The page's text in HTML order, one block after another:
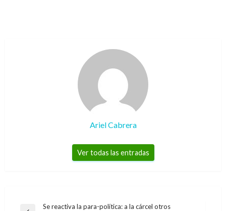
Ariel Cabrera
Ver todas las entradas
Navegación
Se reactiva la para-política: a la cárcel otros